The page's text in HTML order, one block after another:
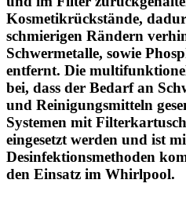
Kosmetikrückstände,
schmierigen Rändern
Schwermetalle, sowie
entfernt. Die
bei, dass der Bedarf an
und Reinigungsmitteln
Systemen mit
eingesetzt werden und ist
Desinfektionsmethoden
den Einsatz im Whirlpool.